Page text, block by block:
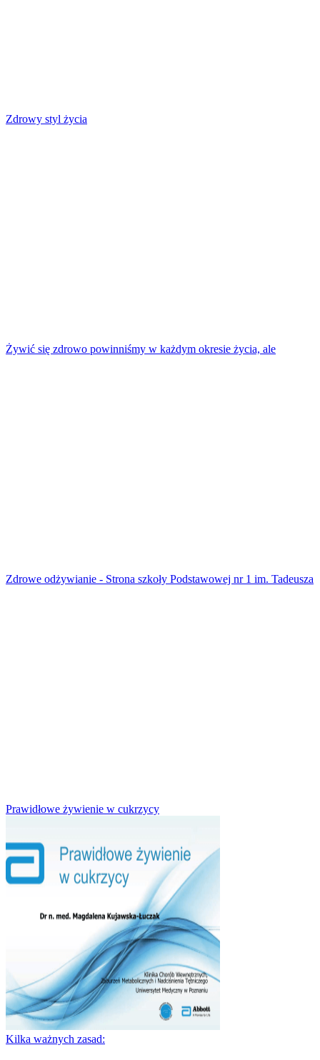
Zdrowy styl życia
Żywić się zdrowo powinniśmy w każdym okresie życia, ale
Zdrowe odżywianie - Strona szkoły Podstawowej nr 1 im. Tadeusza
Prawidłowe żywienie w cukrzycy
Kilka ważnych zasad: